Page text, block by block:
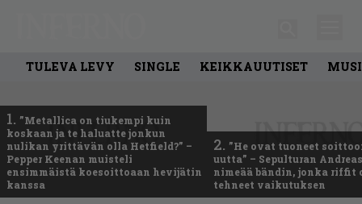
TULEVA LEVY SINGLE KEIKKAUUTISET
1. ”Metallica on tiukempi kuin
koskaan ja te haluatte jonkun
nulikan yrittävän olla Hetfield?” –
Pepper Keenan muisteli
ensimmäistä koesoittoaan hevijätin
kanssa
2. ”He ovat tuoneet
uutta” – Sepulturan
nimeää bändin, jonka riffit
tehneet vaikutuksen